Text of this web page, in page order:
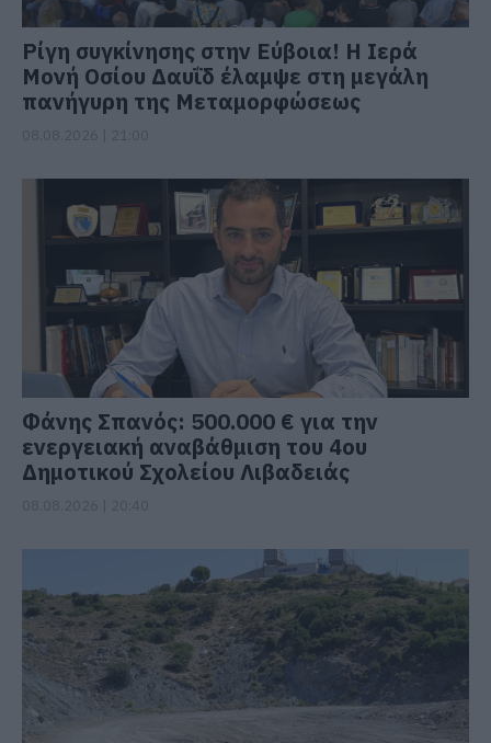
Ρίγη συγκίνησης στην Εύβοια! Η Ιερά
Μονή Οσίου Δαυΐδ έλαμψε στη μεγάλη
πανήγυρη της Μεταμορφώσεως
Φάνης Σπανός: 500.000 € για την
ενεργειακή αναβάθμιση του 4ου
Δημοτικού Σχολείου Λιβαδειάς